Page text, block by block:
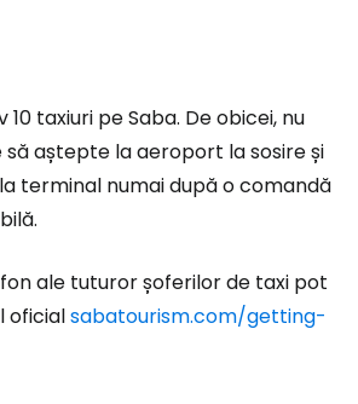
10 taxiuri pe Saba. De obicei, nu
să aștepte la aeroport la sosire și
terminal numai după o comandă
ale tuturor șoferilor de taxi pot
oficialsabatourism.com/getting-